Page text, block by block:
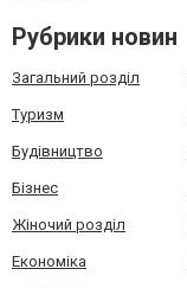
Рубрики новин
Загальний розділ
Туризм
Будівництво
Бізнес
Жіночий розділ
Економіка